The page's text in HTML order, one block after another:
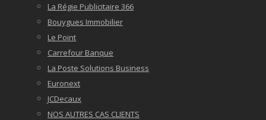
La Régie Publicitaire 366
Bouygues Immobilier
Le Point
Carrefour Banque
La Poste Solutions Business
Euronext
JCDecaux
NOS AUTRES CAS CLIENTS